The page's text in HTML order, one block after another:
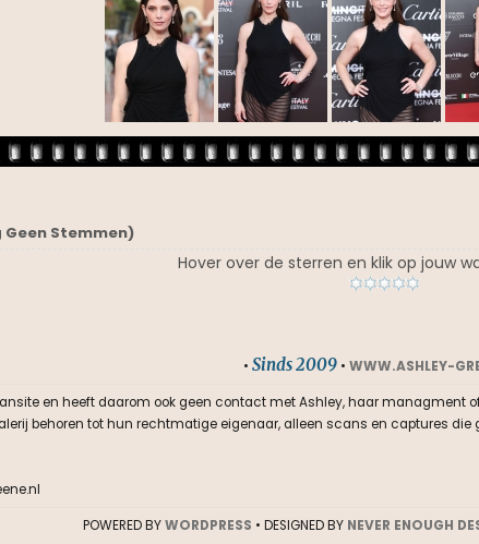
Geen Stemmen)
Hover over de sterren en klik op jouw
• Sinds 2009• WWW.ASHLEY-
en heeft daarom ook geen contact met Ashley, haar managment
behoren tot hun rechtmatige eigenaar, alleen scans en captures
POWERED BYWORDPRESS • DESIGNED BY NEVER ENOUGH